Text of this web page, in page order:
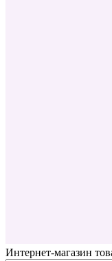
Интернет-магазин